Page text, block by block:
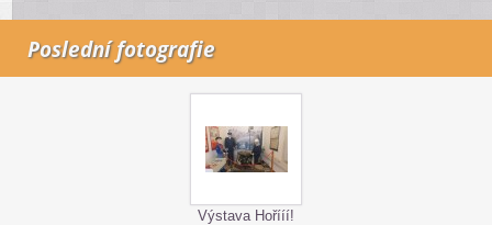
Poslední fotografie
Výstava Hořííí!